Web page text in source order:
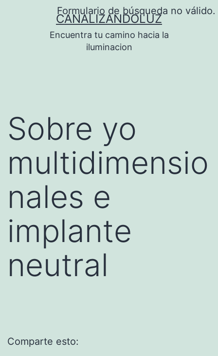
Formulario de búsqueda no válido.
CANALIZANDOLUZ
Encuentra tu camino hacia la
iluminacion
Sobre yo
multidimensio
nales e
implante
neutral
Comparte esto: